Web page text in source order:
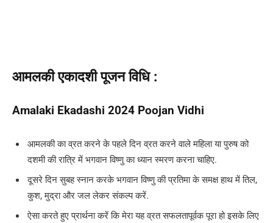
आमलकी एकादशीपूजन विधि:
Amalaki Ekadashi 2024 Poojan Vidhi
आमलकी का व्रत करने के पहले दिन व्रत करने वाले महिला या पुरुष को
दशमी की रात्रि में भगवान विष्णु का ध्यान स्मरण करना चाहिए.
दूसरे दिन सुबह स्नान करके भगवान विष्णु की प्रतिमा के समक्ष हाथ में तिल,
कुश, मुद्रा और जल लेकर संकल्प करें.
ऐसा करते हुए प्रार्थना करें कि मेरा यह व्रत सफलतापूर्वक पूरा हो इसके लिए